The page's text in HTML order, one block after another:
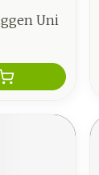
Uni